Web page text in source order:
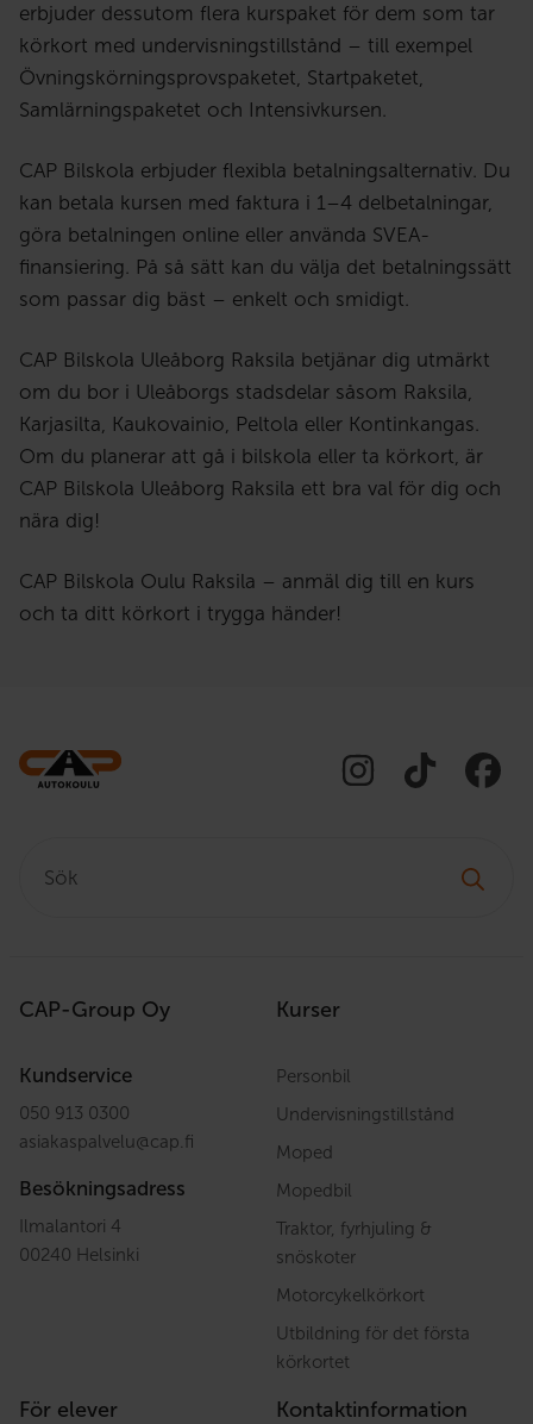
erbjuder dessutom flera kurs­paket för dem som tar
körkort med undervisningstillstånd – till exempel
Övningskörningsprovspaketet, Startpaketet,
Samlärningspaketet och Intensivkursen.
CAP Bilskola erbjuder flexibla betalningsalternativ. Du
kan betala kursen med faktura i 1–4 delbetalningar,
göra betalningen online eller använda SVEA-
finansiering. På så sätt kan du välja det betalningssätt
som passar dig bäst – enkelt och smidigt.
CAP Bilskola Uleåborg Raksila betjänar dig utmärkt
om du bor i Uleåborgs stadsdelar såsom Raksila,
Karjasilta, Kaukovainio, Peltola eller Kontinkangas.
Om du planerar att gå i bilskola eller ta körkort, är
CAP Bilskola Uleåborg Raksila ett bra val för dig och
nära dig!
CAP Bilskola Oulu Raksila – anmäl dig till en kurs
och ta ditt körkort i trygga händer!
CAP-Group Oy
Kundservice
050 913 0300
asiakaspalvelu@cap.fi
Besökningsadress
Ilmalantori 4
00240 Helsinki
Kurser
Personbil
Undervisningstillstånd
Moped
Mopedbil
Traktor, fyrhjuling &
snöskoter
Motorcykelkörkort
Utbildning för det första
körkortet
För elever Kontaktinformation